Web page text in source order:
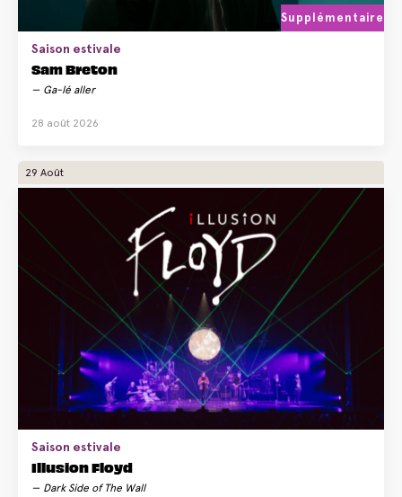
Supplémentaire
Saison estivale
Sam Breton
Ga-lé aller
28 août 2026
29 Août
Saison estivale
Illusion Floyd
Dark Side of The Wall